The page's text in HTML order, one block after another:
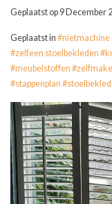
Markten
Geplaatst op 9 December
Geplaatst in #nietmachine
#zelfeen stoelbekleden
#meubelstoffen
#stappenplan